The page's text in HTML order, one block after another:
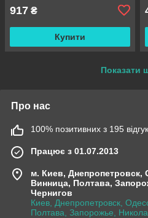
917 ₴
Купити
Показати
Про нас
100% позитивних з 195
Працює з 01.07.2013
м. Киев, Днепропетровск,
Винница, Полтава,
Чернигов
Киев, Днепропетровск,
Полтава, Запорожье,